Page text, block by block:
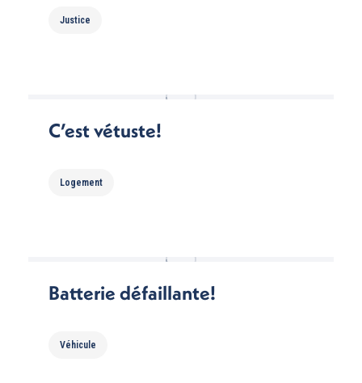
Justice
C’est vétuste!
Logement
Batterie défaillante!
Véhicule